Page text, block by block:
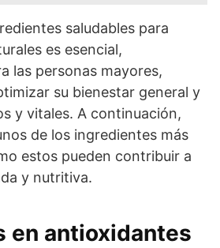
saludables para
es esencial,
las personas mayores,
su bienestar general y
y vitales. A continuación,
de los ingredientes más
estos pueden contribuir a
y nutritiva.
en antioxidantes